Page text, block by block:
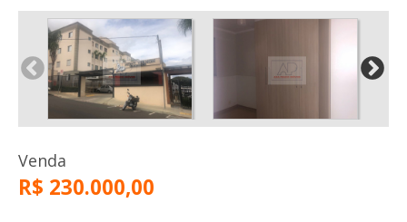
Venda
R$ 230.000,00